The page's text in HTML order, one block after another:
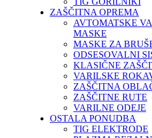
ZAŠČITNA OPREMA
AVTOMATSKE
MASKE
MASKE ZA
ODSESOVALNI
KLASIČNE
VARILSKE
ZAŠČITNA
ZAŠČITNE RUTE
VARILNE ODEJE
OSTALA PONUDBA
TIG ELEKTRODE